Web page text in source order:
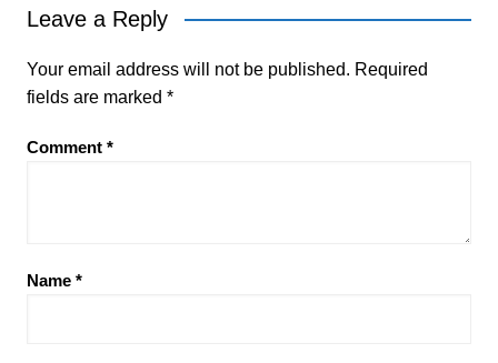
Leave a Reply
Your email address will not be published. Required
fields are marked *
Comment *
Name *